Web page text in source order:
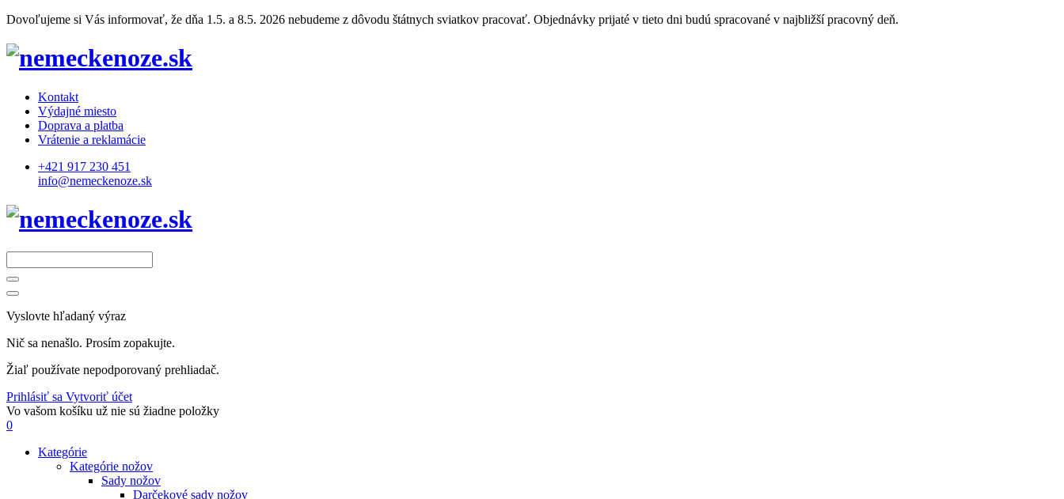
Dovoľujeme si Vás informovať, že dňa 1.5. a 8.5. 2026 nebudeme z dôvodu štátnych sviatkov pracovať. Objednávky prijaté v tieto dni budú spracované v najbližší pracovný deň.
Kontakt
Výdajné miesto
Doprava a platba
Vrátenie a reklamácie
+421 917 230 451
info@nemeckenoze.sk
Vyslovte hľadaný výraz
Nič sa nenašlo. Prosím zopakujte.
Žiaľ používate nepodporovaný prehliadač.
Prihlásiť sa Vytvoriť účet
Vo vašom košíku už nie sú žiadne položky
0
Kategórie
Kategórie nožov
Sady nožov
Darčekové sady nožov